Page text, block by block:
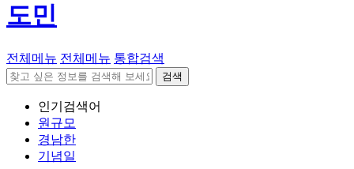
도민
전체메뉴 전체메뉴 통합검색
검색
인기검색어
원규모
경남한
기념일